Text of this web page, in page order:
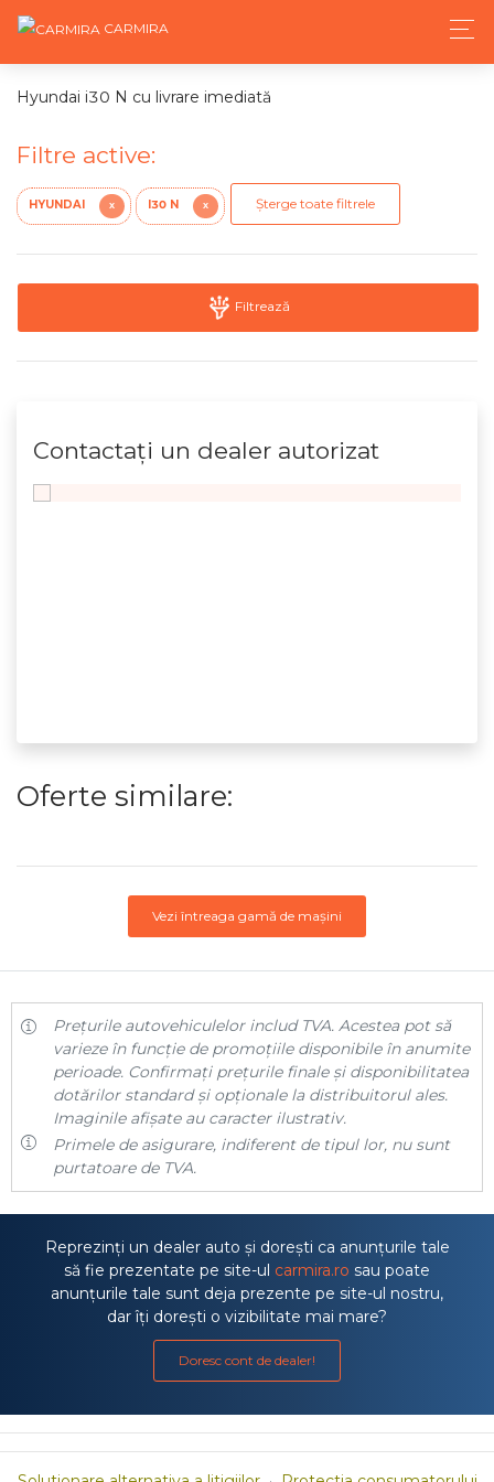
CARMIRA
Hyundai i30 N cu livrare imediată
Filtre active:
HYUNDAI X I30 N X Șterge toate filtrele
Filtrează
Contactaţi un dealer autorizat
Oferte similare:
Vezi întreaga gamă de mașini
Prețurile autovehiculelor includ TVA. Acestea pot să
varieze în funcție de promoțiile disponibile în anumite
perioade. Confirmați prețurile finale și disponibilitatea
dotărilor standard și opționale la distribuitorul ales.
Imaginile afișate au caracter ilustrativ.
Primele de asigurare, indiferent de tipul lor, nu sunt
purtatoare de TVA.
Reprezinți un dealer auto și dorești ca anunțurile tale
să fie prezentate pe site-ul carmira.ro sau poate
anunțurile tale sunt deja prezente pe site-ul nostru,
dar îți dorești o vizibilitate mai mare?
Doresc cont de dealer!